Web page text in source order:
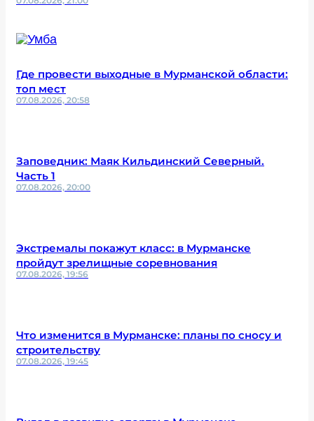
Где провести выходные в Мурманской области:
топ мест
07.08.2026, 20:58
Заповедник: Маяк Кильдинский Северный.
Часть 1
07.08.2026, 20:00
Экстремалы покажут класс: в Мурманске
пройдут зрелищные соревнования
07.08.2026, 19:56
Что изменится в Мурманске: планы по сносу и
строительству
07.08.2026, 19:45